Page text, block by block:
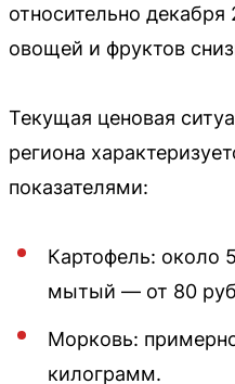
относительно
овощей и фруктов
Текущая ценовая
региона
показателями:
Картофель: около
мытый — от 80
Морковь:
килограмм.